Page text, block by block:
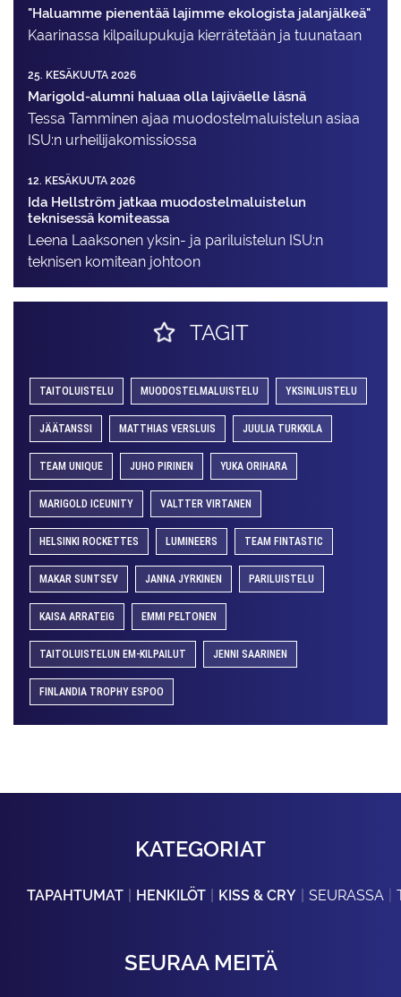
"Haluamme pienentää lajimme ekologista jalanjälkeä"
Kaarinassa kilpailupukuja kierrätetään ja tuunataan
25. KESÄKUUTA 2026
Marigold-alumni haluaa olla lajiväelle läsnä
Tessa Tamminen ajaa muodostelma­luistelun asiaa
ISU:n urheilija­komissiossa
12. KESÄKUUTA 2026
Ida Hellström jatkaa muodostelmaluistelun
teknisessä komiteassa
Leena Laaksonen yksin- ja pariluistelun ISU:n
teknisen komitean johtoon
TAGIT
TAITOLUISTELU MUODOSTELMALUISTELU YKSINLUISTELU
JÄÄTANSSI MATTHIAS VERSLUIS JUULIA TURKKILA
TEAM UNIQUE JUHO PIRINEN YUKA ORIHARA
MARIGOLD ICEUNITY VALTTER VIRTANEN
HELSINKI ROCKETTES LUMINEERS TEAM FINTASTIC
MAKAR SUNTSEV JANNA JYRKINEN PARILUISTELU
KAISA ARRATEIG EMMI PELTONEN
TAITOLUISTELUN EM-KILPAILUT JENNI SAARINEN
FINLANDIA TROPHY ESPOO
KATEGORIAT
TAPAHTUMAT HENKILÖT KISS & CRY SEURASSA
SEURAA MEITÄ